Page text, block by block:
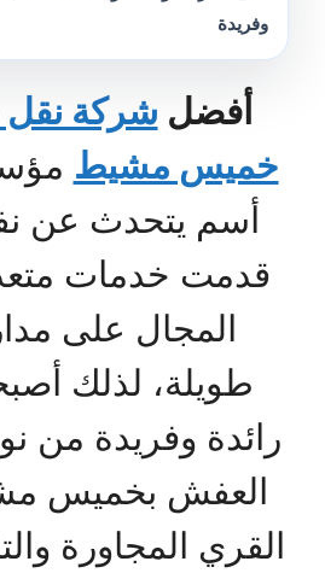
وفريدة
أفضل شركة
خميس مشيط
أسم يتحدث عن
قدمت خدمات
المجال على
طويلة، لذلك
رائدة وفريدة من
العفش بخميس
القري المجاورة